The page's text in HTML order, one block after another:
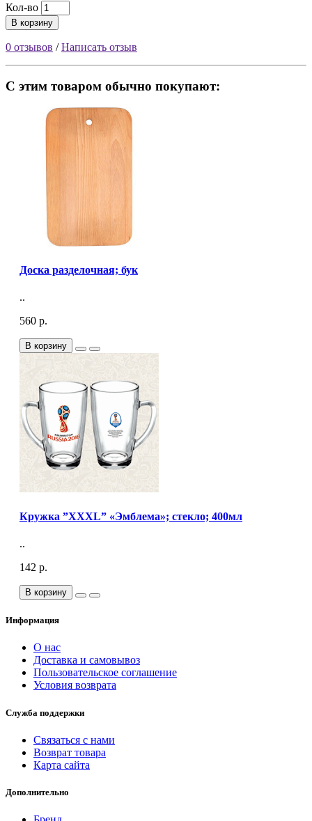
Кол-во
В корзину
0 отзывов /Написать отзыв
С этим товаром обычно покупают:
Доска разделочная; бук
..
560 р.
В корзину
Кружка ”XXXL” «Эмблема»; стекло; 400мл
..
142 р.
В корзину
Информация
О нас
Доставка и самовывоз
Пользовательское соглашение
Условия возврата
Служба поддержки
Связаться с нами
Возврат товара
Карта сайта
Дополнительно